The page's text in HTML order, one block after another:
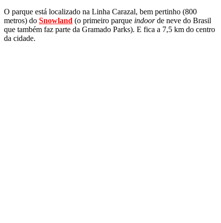
O parque está localizado na Linha Carazal, bem pertinho (800
metros) do Snowland (o primeiro parque indoorde neve do Brasil
que também faz parte da Gramado Parks). E fica a 7,5 km do centro
da cidade.